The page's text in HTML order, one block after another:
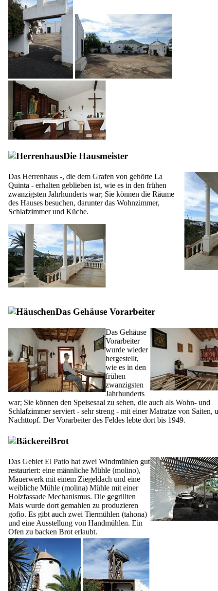
Die Hausmeister
Das Herrenhaus -, die dem Grafen von gehörte La
Quinta - erhalten geblieben ist, wie es in den frühen
zwanzigsten Jahrhunderts war; Sie können die Räume
des Hauses besuchen, darunter das Wohnzimmer,
Schlafzimmer und Küche.
Das Gehäuse Vorarbeiter
Das Gehäuse
Vorarbeiter
wurde wieder
hergestellt,
wie es in den
frühen
zwanzigsten
Jahrhunderts
war; Sie können den Speisesaal zu sehen, die auch als Wohn- und
Schlafzimmer serviert - sehr streng - mit einer Matratze von Saiten,
Nachttopf. Der Vorarbeiter des Feldes lebte dort bis 1949.
Brot
Das Gebiet El Patio hat zwei Windmühlen gut
restauriert: eine männliche Mühle (molino),
Mauerwerk mit einem Ziegeldach und eine
weibliche Mühle (molina) Mühle mit einer
Holzfassade Mechanismus. Die gegrillten
Mais wurde dort gemahlen zu produzieren
gofio. Es gibt auch zwei Tiermühlen (tahona)
und eine Ausstellung von Handmühlen. Ein
Ofen zu backen Brot erlaubt.